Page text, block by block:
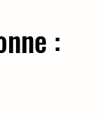
: